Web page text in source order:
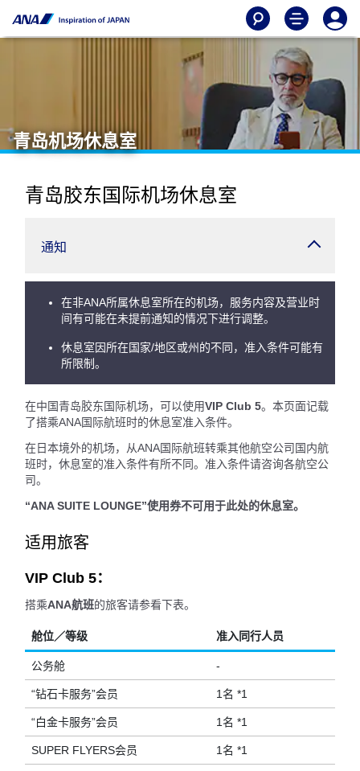
青岛机场休息室
青岛胶东国际机场休息室
通知
在非ANA所属休息室所在的机场，服务内容及营业时
间有可能在未提前通知的情况下进行调整。
休息室因所在国家/地区或州的不同，准入条件可能有
所限制。
在中国青岛胶东国际机场，可以使用VIP Club 5。本页面记载
了搭乘ANA国际航班时的休息室准入条件。
在日本境外的机场，从ANA国际航班转乘其他航空公司国内航
班时，休息室的准入条件有所不同。准入条件请咨询各航空公
司。
“ANA SUITE LOUNGE”使用券不可用于此处的休息室。
适用旅客
VIP Club 5：
搭乘ANA航班的旅客请参看下表。
舱位／等级 准入同行人员
公务舱 -
“钻石卡服务”会员 1名 *1
“白金卡服务”会员 1名 *1
SUPER FLYERS会员 1名 *1